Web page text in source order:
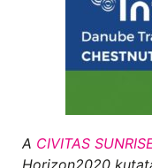
A CIVITAS
Horizon2020